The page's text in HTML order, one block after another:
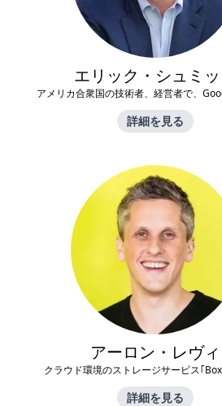
エリック・シュミッ
アメリカ合衆国の技術者、経営者で、
詳細を見る
アーロン・レヴィ
クラウド環境のストレージサービス｢
詳細を見る